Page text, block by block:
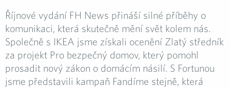
Říjnové vydání FH News přináší silné příběhy o
komunikaci, která skutečně mění svět kolem nás.
Společně s IKEA jsme získali ocenění Zlatý středník
za projekt Pro bezpečný domov, který pomohl
prosadit nový zákon o domácím násilí. S Fortunou
jsme představili kampaň Fandíme stejně, která